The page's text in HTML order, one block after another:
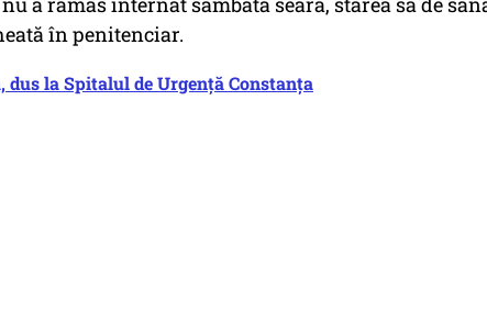
în penitenciar.
dus la Spitalul de Urgenţă Constanţa